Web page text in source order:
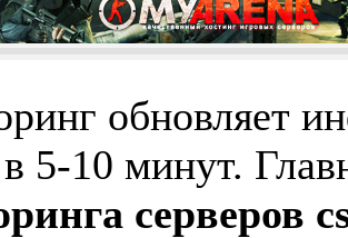
обновляет
5-10 минут.
серверов